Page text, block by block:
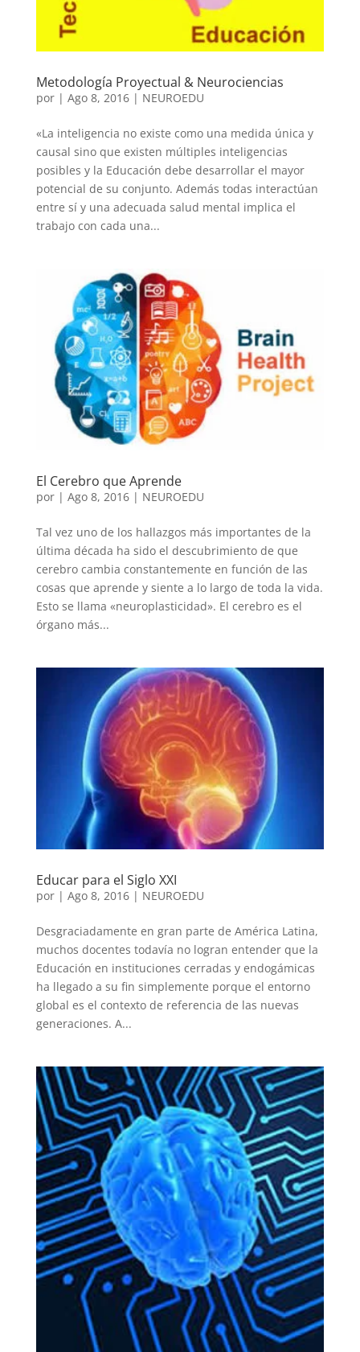
Metodología Proyectual & Neurociencias
por | Ago 8, 2016| NEUROEDU
«La inteligencia no existe como una medida única y
causal sino que existen múltiples inteligencias
posibles y la Educación debe desarrollar el mayor
potencial de su conjunto. Además todas interactúan
entre sí y una adecuada salud mental implica el
trabajo con cada una...
El Cerebro que Aprende
por | Ago 8, 2016| NEUROEDU
Tal vez uno de los hallazgos más importantes de la
última década ha sido el descubrimiento de que
cerebro cambia constantemente en función de las
cosas que aprende y siente a lo largo de toda la vida.
Esto se llama «neuroplasticidad». El cerebro es el
órgano más...
Educar para el Siglo XXI
por | Ago 8, 2016| NEUROEDU
Desgraciadamente en gran parte de América Latina,
muchos docentes todavía no logran entender que la
Educación en instituciones cerradas y endogámicas
ha llegado a su fin simplemente porque el entorno
global es el contexto de referencia de las nuevas
generaciones. A...